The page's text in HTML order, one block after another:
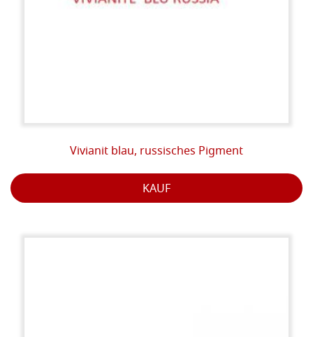
Vivianit blau, russisches Pigment
KAUF